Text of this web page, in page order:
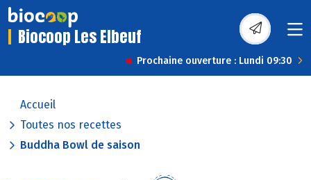
Biocoop Les Elbeuf
Prochaine ouverture : Lundi 09:30
Accueil
Toutes nos recettes
Buddha Bowl de saison